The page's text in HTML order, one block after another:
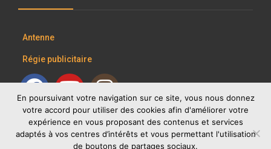
Antenne
Régie publicitaire
En poursuivant votre navigation sur ce site, vous nous donnez
votre accord pour utiliser des cookies afin d'améliorer votre
expérience en vous proposant des contenus et services
adaptés à vos centres d’intérêts et vous permettant l'utilisation
de boutons de partages sociaux.